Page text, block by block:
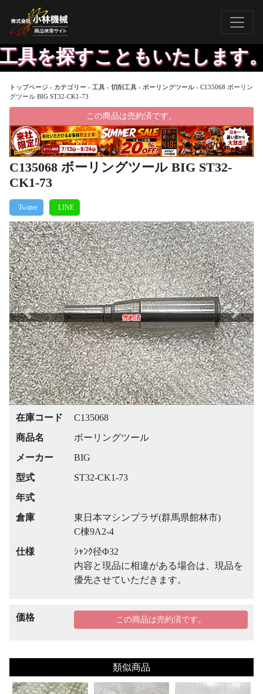
すこともいたします。
トップページ › カテゴリー › 工具 › 切削工具 › ボーリングツール › C135068 ボーリン
グツール BIG ST32-CK1-73
この商品は売約済です。
C135068 ボーリングツール BIG ST32-
CK1-73
売約済
Previous Next
在庫コード
C135068
商品名
ボーリングツール
メーカー
BIG
型式
ST32-CK1-73
年式
倉庫
東日本マシンプラザ(群馬県館林市)
C棟9A2-4
仕様
ｼｬﾝｸ径Φ32
内容と現品に相違がある場合は、現品を
優先させていただきます。
価格 この商品は売約済です。
類似商品